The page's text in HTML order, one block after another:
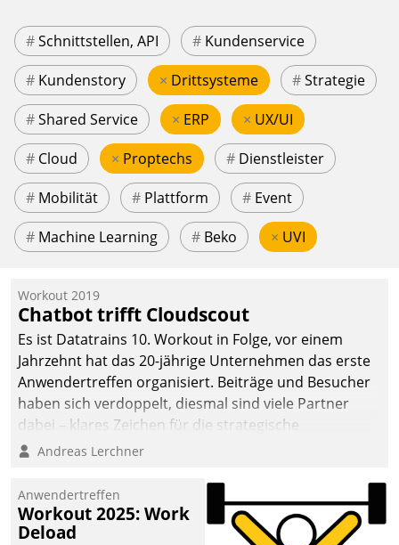
#Schnittstellen, API # Kundenservice
# Kundenstory × Drittsysteme #Strategie
#Shared Service × ERP × UX/UI
# Cloud × Proptechs # Dienstleister
# Mobilität # Plattform # Event
# Machine Learning # Beko × UVI
Workout 2019
Chatbot trifft Cloudscout
Es ist Datatrains 10. Workout in Folge, vor einem
Jahrzehnt hat das 20-jährige Unternehmen das erste
Anwendertreffen organisiert. Beiträge und Besucher
haben sich verdoppelt, diesmal sind viele Partner
dabei – klares Zeichen für die strategische
Fokussierung auf den Kunden.
Andreas Lerchner
Anwendertreffen
Workout 2025: Work
Deload